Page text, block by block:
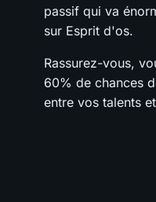
passif qui va
sur Esprit d'os.
Rassurez-vous,
60% de chances
entre vos talents